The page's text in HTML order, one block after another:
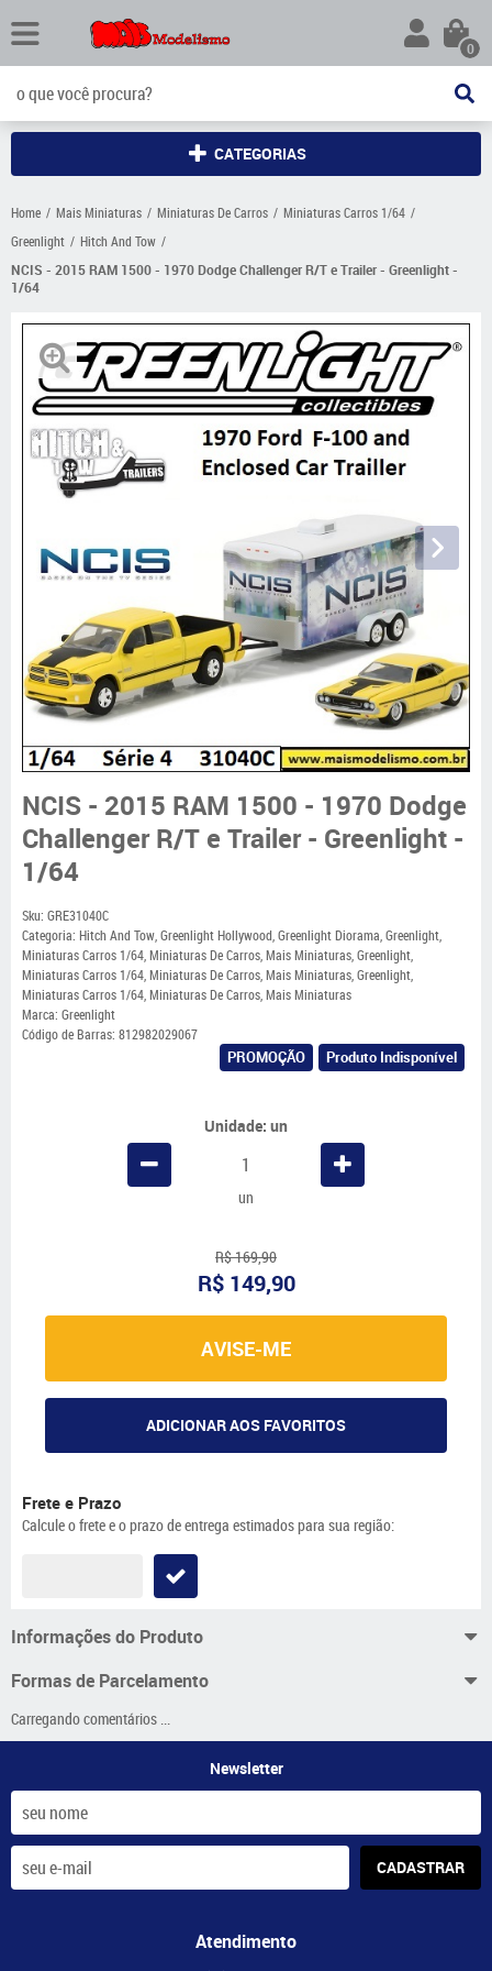
0
CATEGORIAS
Home Mais Miniaturas Miniaturas De Carros
Miniaturas Carros 1/64
Greenlight
Hitch And Tow
NCIS - 2015 RAM 1500 - 1970 Dodge Challenger R/T e Trailer - Greenlight -
1/64
NCIS - 2015 RAM 1500 - 1970 Dodge
Challenger R/T e Trailer - Greenlight -
1/64
Sku: GRE31040C
Categoria: Hitch And Tow,Greenlight Hollywood,Greenlight Diorama,Greenlight,
Miniaturas Carros 1/64,Miniaturas De Carros,Mais Miniaturas,Greenlight,
Miniaturas Carros 1/64,Miniaturas De Carros,Mais Miniaturas,Greenlight,
Miniaturas Carros 1/64,Miniaturas De Carros,Mais Miniaturas
Marca: Greenlight
Código de Barras: 812982029067
PROMOÇÃO Produto Indisponível
Unidade: un
un
R$ 169,90
R$ 149,90
AVISE-ME
ADICIONAR AOS FAVORITOS
Frete e Prazo
Calcule o frete e o prazo de entrega estimados para sua região:
Informações do Produto
Formas de Parcelamento
Carregando comentários ...
Newsletter
CADASTRAR
Atendimento